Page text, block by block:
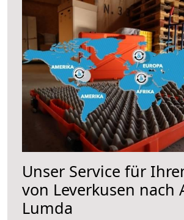
Unser Service für
von Leverkusen nach
Lumda